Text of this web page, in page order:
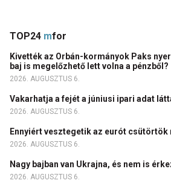
TOP24 mfor
Kivették az Orbán-kormányok Paks
baj is megelőzhető lett volna a pénzből?
2026. AUGUSZTUS 6.
Vakarhatja a fejét a júniusi ipari adat
2026. AUGUSZTUS 6.
Ennyiért vesztegetik az eurót csütörtök
2026. AUGUSZTUS 6.
Nagy bajban van Ukrajna, és nem is
2026. AUGUSZTUS 6.